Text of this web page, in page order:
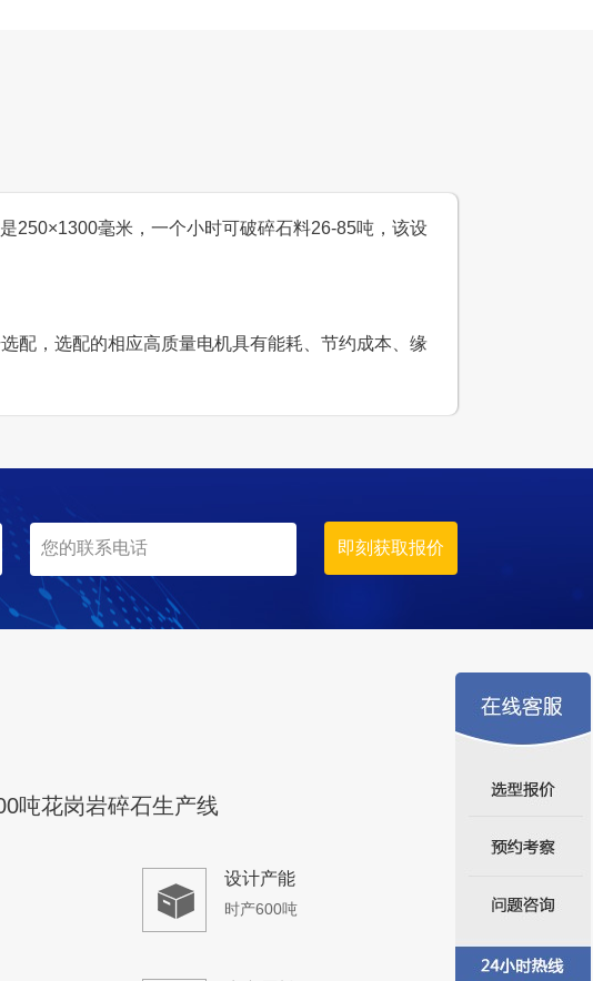
250×1300毫米，一个小时可破碎石料26-85吨，该设
配，选配的相应高质量电机具有能耗、节约成本、缘
石灰石、青石
设计产能
生产原料
吨建筑骨料生产线案例
设计产能
时产500吨